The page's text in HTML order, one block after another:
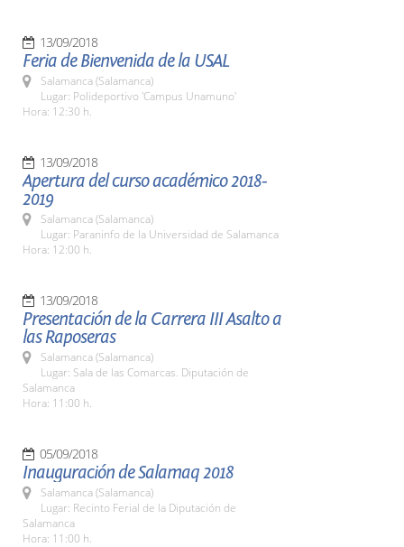
13/09/2018
Feria de Bienvenida de la USAL
Salamanca (Salamanca)
Lugar: Polideportivo 'Campus Unamuno'
Hora: 12:30 h.
13/09/2018
Apertura del curso académico 2018-
2019
Salamanca (Salamanca)
Lugar: Paraninfo de la Universidad de Salamanca
Hora: 12:00 h.
13/09/2018
Presentación de la Carrera III Asalto a
las Raposeras
Salamanca (Salamanca)
Lugar: Sala de las Comarcas. Diputación de
Salamanca
Hora: 11:00 h.
05/09/2018
Inauguración de Salamaq 2018
Salamanca (Salamanca)
Lugar: Recinto Ferial de la Diputación de
Salamanca
Hora: 11:00 h.